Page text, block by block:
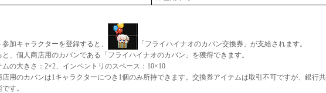
加キャラクターを登録すると、
「フライハイナオのカバン交換券」が支給されます。
と、個人商店用のカバンである「フライハイナオのカバン」を獲得できます。
の大きさ：2×2、インベントリのスペース：10×10
用のカバンは1キャラクターにつき1個のみ所持できます。交換券アイテムは取引不可ですが、銀行共
す。